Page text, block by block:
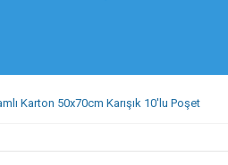
Karton 50x70cm Karışık 10'lu Poşet